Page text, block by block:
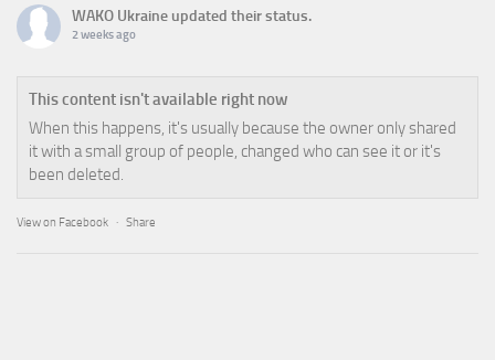
WAKO Ukraine updated their status.
2 weeks ago
This content isn't available right now
When this happens, it's usually because the owner only shared
it with a small group of people, changed who can see it or it's
been deleted.
View on Facebook · Share